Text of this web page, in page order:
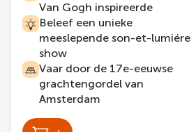
Van Gogh inspireerde
Beleef een unieke
meeslepende son-et-lumiére
show
Vaar door de 17e-eeuwse
grachtengordel van
Amsterdam